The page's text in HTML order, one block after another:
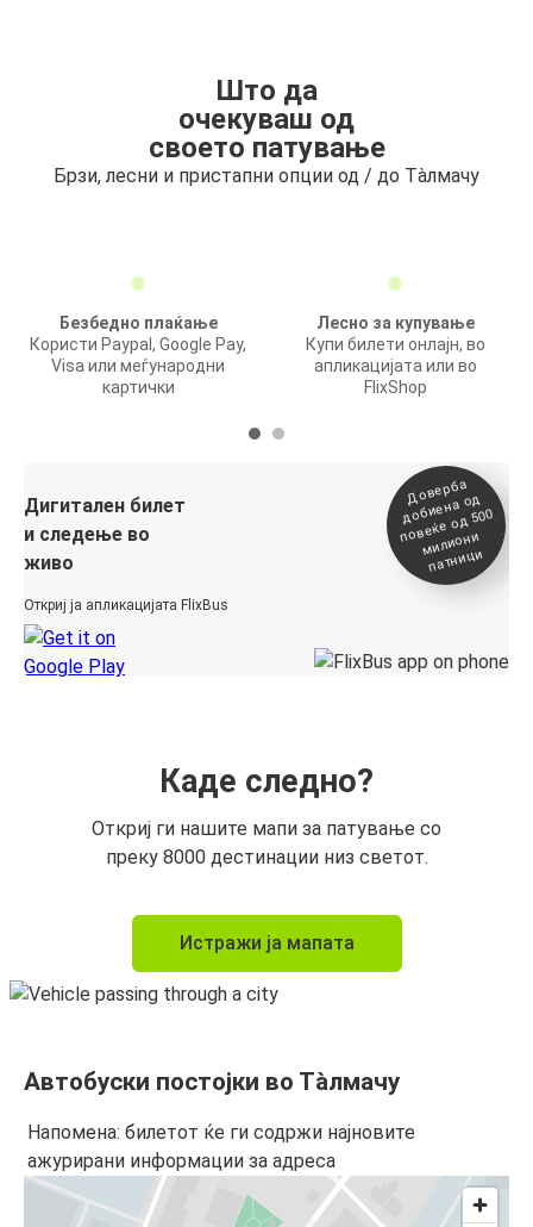
Што да
очекуваш од
своето патување
Брзи, лесни и пристапни опции од / до Тàлмачу
Безбедно плаќање
Користи Paypal, Google Pay,
Visa или меѓународни
картички
Лесно за купување
Купи билети онлајн, во
апликацијата или во
FlixShop
Дигитален билет
и следење во
живо
Откриј ја апликацијата FlixBus
Доверба
добиена о
д
повеќе о
д 500
милиони
патници
Каде следно?
Откриј ги нашите мапи за патување со
преку 8000 дестинации низ светот.
Истражи ја мапата
Автобуски постојки во Тàлмачу
Напомена: билетот ќе ги содржи најновите
ажурирани информации за адреса